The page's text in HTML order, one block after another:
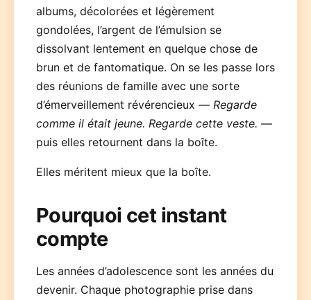
albums, décolorées et légèrement
gondolées, l’argent de l’émulsion se
dissolvant lentement en quelque chose de
brun et de fantomatique. On se les passe lors
des réunions de famille avec une sorte
d’émerveillement révérencieux — Regarde
comme il était jeune. Regarde cette veste. —
puis elles retournent dans la boîte.
Elles méritent mieux que la boîte.
Pourquoi cet instant
compte
Les années d’adolescence sont les années du
devenir. Chaque photographie prise dans